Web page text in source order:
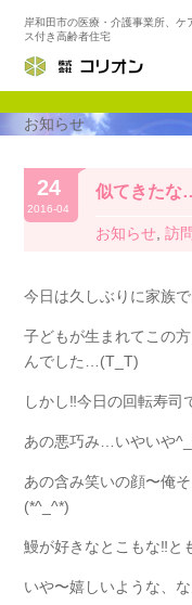
岸和田市の医療・介護事業所、
ス付き高齢者住宅
お知らせ
24
2016-04
似てきた
お知らせ ,訪
今日は久しぶりに家族
子どもが生まれてこの
んでした…(T_T)
しかし‼️今日の回転寿司
あの悪巧み…いやいや
あの含み笑いの顔〜俺
(*^_^*)
鰻が好きなとこもな‼️と
いや〜嬉しいような、